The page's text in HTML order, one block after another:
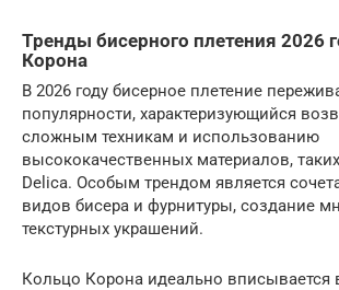
Тренды бисерного плетения 2026
Корона
В 2026 году бисерное плетение
популярности, характеризующийся
сложным техникам и использованию
высококачественных материалов,
Delica. Особым трендом является
видов бисера и фурнитуры, создание
текстурных украшений.
Кольцо Корона идеально вписывается